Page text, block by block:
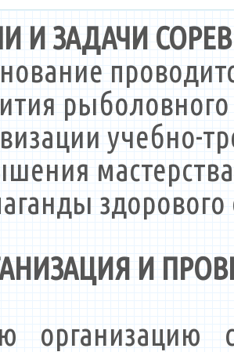
И ЗАДАЧИ
учебно-
И
организацию